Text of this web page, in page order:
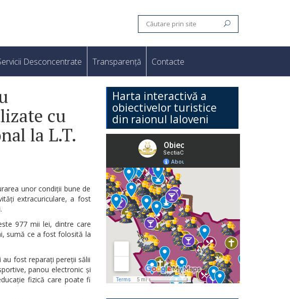
Desconcentrate Transparență Contacte
cu
la L.T.
unor condiții bune de
extracuriculare, a fost
977 mii lei, dintre care
sumă ce a fost folosită la
fost reparați pereții sălii
panou electronic și
fizică care poate fi
Harta interactivă a
obiectivelor turistice
din raionul Ialoveni